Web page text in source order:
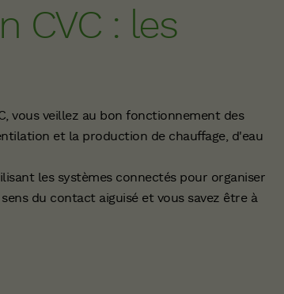
CVC : les
vous veillez au bon fonctionnement des
et la production de chauffage, d'eau
les systèmes connectés pour organiser
du contact aiguisé et vous savez être à